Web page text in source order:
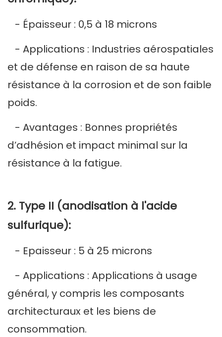
- Épaisseur : 0,5 à 18 microns
- Applications : Industries aérospatiales
et de défense en raison de sa haute
résistance à la corrosion et de son faible
poids.
- Avantages : Bonnes propriétés
d’adhésion et impact minimal sur la
résistance à la fatigue.
2. Type II (anodisation à l'acide
sulfurique):
- Epaisseur : 5 à 25 microns
- Applications : Applications à usage
général, y compris les composants
architecturaux et les biens de
consommation.